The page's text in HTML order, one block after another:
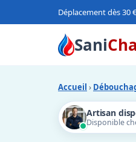
Déplacement dès 30 €
Sani
Accueil ›
Artisan
Disponible